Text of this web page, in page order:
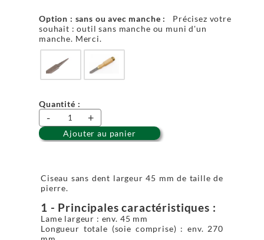
Option : sans ou avec manche :
Précisez votre
souhait : outil sans manche ou muni d'un
manche. Merci.
Quantité :
- +
Ajouter au panier
Ciseau sans dent largeur 45 mm de taille de
pierre.
1 - Principales caractéristiques :
Lame largeur : env. 45 mm
Longueur totale (soie comprise) : env. 270